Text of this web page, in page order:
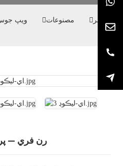
گھر مصنوعات ويپ
رن فري —